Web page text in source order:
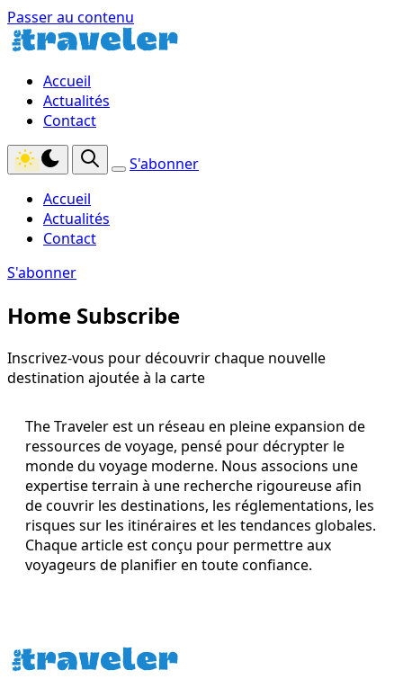
Passer au contenu
Accueil
Actualités
Contact
S'abonner
Accueil
Actualités
Contact
S'abonner
Home Subscribe
Inscrivez-vous pour découvrir chaque nouvelle
destination ajoutée à la carte
The Traveler est un réseau en pleine expansion de
ressources de voyage, pensé pour décrypter le
monde du voyage moderne. Nous associons une
expertise terrain à une recherche rigoureuse afin
de couvrir les destinations, les réglementations, les
risques sur les itinéraires et les tendances globales.
Chaque article est conçu pour permettre aux
voyageurs de planifier en toute confiance.